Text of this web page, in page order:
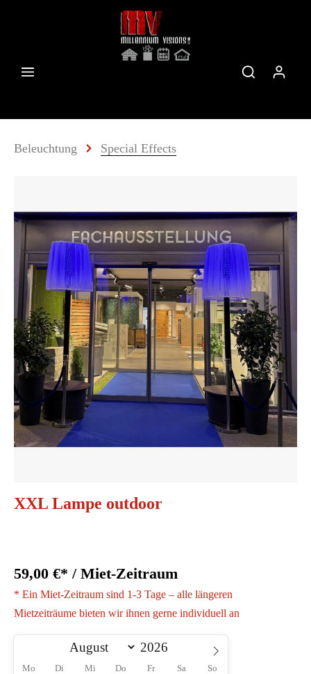
Beleuchtung Special Effects
XXL Lampe outdoor
59,00 €* / Miet-Zeitraum
* Ein Miet-Zeitraum sind 1-3 Tage – alle längeren
Mietzeiträume bieten wir ihnen gerne individuell an
Mo Di Mi Do Fr Sa So